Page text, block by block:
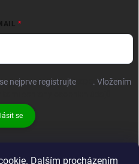
Dalším procházením
nejprve registrujte
. Vložením
se